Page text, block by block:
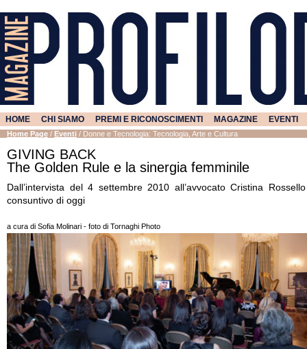
HOME CHI SIAMO PREMI E RICONOSCIMENTI MAGAZINE EVENTI
Home Page / Eventi / Donne e Tecnologia: Tecnologia, Arte e Cultura
GIVING BACK
The Golden Rule e la sinergia femminile
Dall’intervista del 4 settembre 2010 all’avvocato Cristina
consuntivo di oggi
a cura di Sofia Molinari - foto di Tornaghi Photo